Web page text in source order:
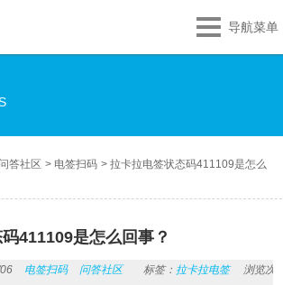
导航菜单
问答社区 > 电签扫码 >拉卡拉电签状态码411109是怎么
411109是怎么回事？
电签扫码 问答社区 标签： 拉卡拉电签
浏览次